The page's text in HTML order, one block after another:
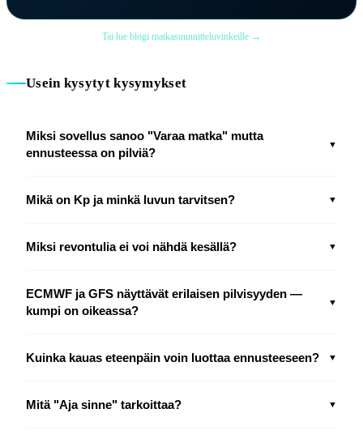
Tai lue blogi matkasuunnitteluvinkeille →
Usein kysytyt kysymykset
Miksi sovellus sanoo "Varaa matka" mutta
ennusteessa on pilviä?
▼
Mikä on Kp ja minkä luvun tarvitsen? ▼
Miksi revontulia ei voi nähdä kesällä? ▼
ECMWF ja GFS näyttävät erilaisen pilvisyyden —
kumpi on oikeassa?
▼
Kuinka kauas eteenpäin voin luottaa ennusteeseen? ▼
Mitä "Aja sinne" tarkoittaa? ▼